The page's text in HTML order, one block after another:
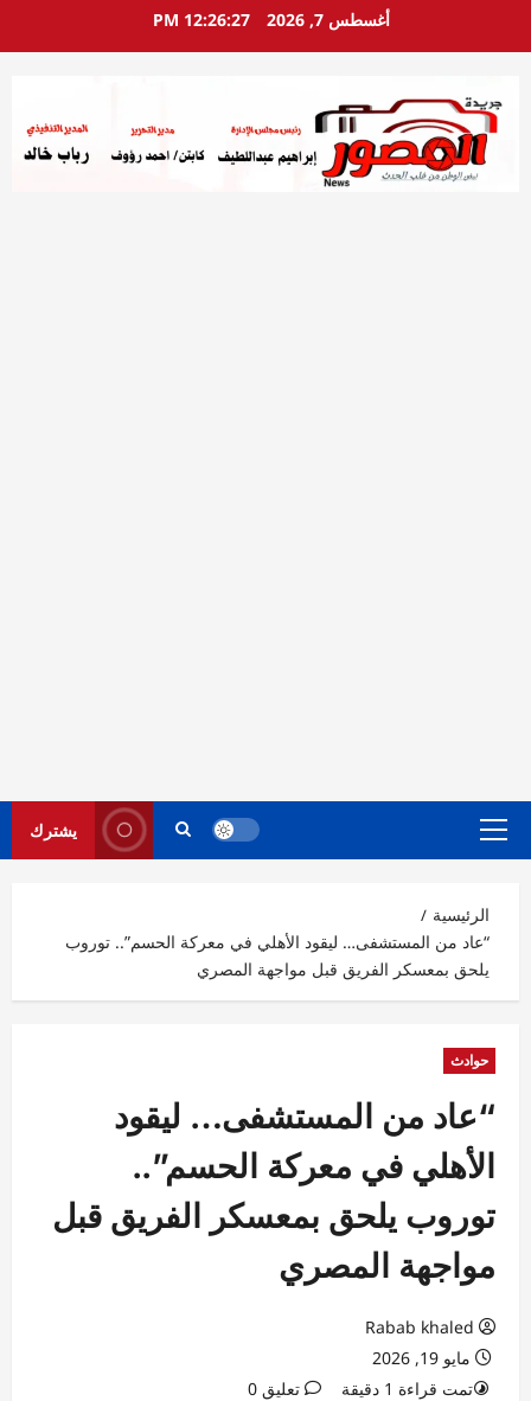
أغسطس 7, 2026 12:26:28 PM
القائمة
يشترك
الرئيسية
“عاد من المستشفى… ليقود الأهلي في معركة الحسم”.. توروب
يلحق بمعسكر الفريق قبل مواجهة المصري
حوادث
“عاد من المستشفى… ليقود
الأهلي في معركة الحسم”..
توروب يلحق بمعسكر الفريق قبل
مواجهة المصري
Rabab khaled
مايو 19, 2026
تمت قراءة 1 دقيقة
تعليق 0